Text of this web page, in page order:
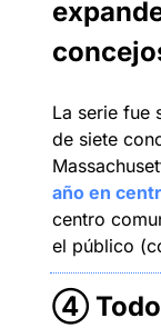
La serie fue
de siete
año en
centro
el público
④ Todo